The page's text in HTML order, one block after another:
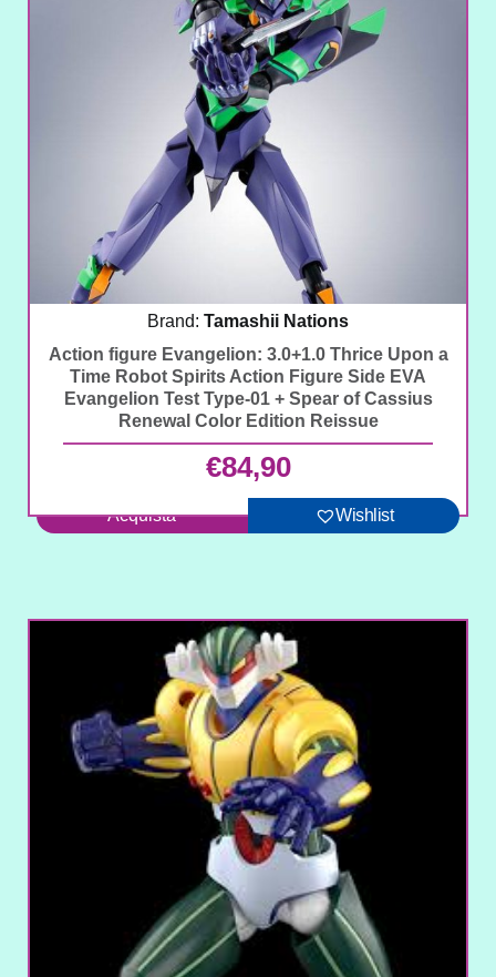
Brand: Tamashii Nations
Action figure Evangelion: 3.0+1.0 Thrice Upon a
Time Robot Spirits Action Figure Side EVA
Evangelion Test Type-01 + Spear of Cassius
Renewal Color Edition Reissue
€84,90
Acquista Wishlist